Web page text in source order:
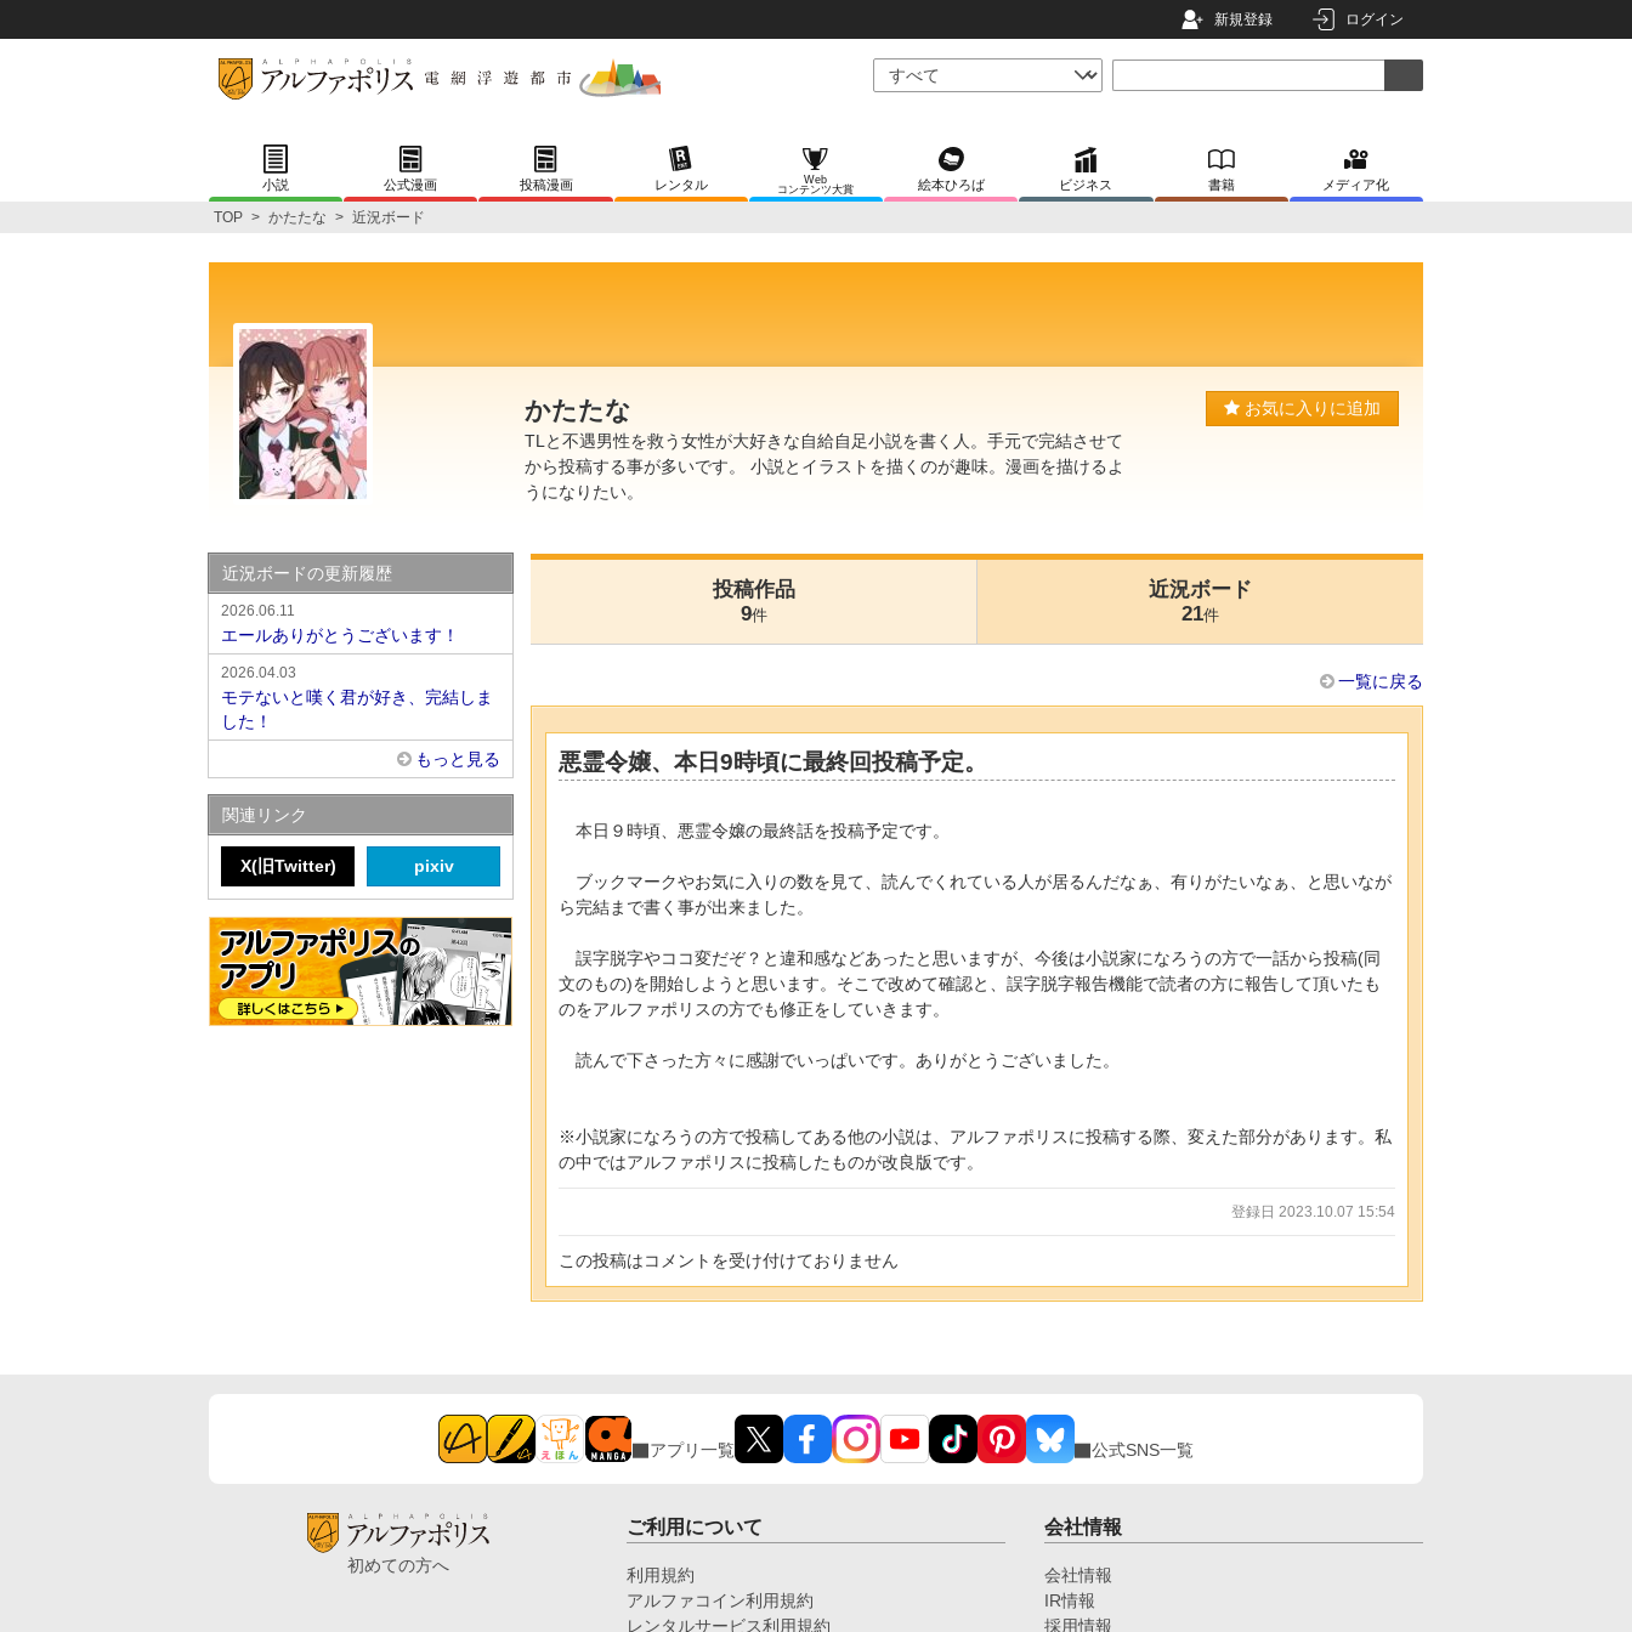
新規登録 ログイン
小説 公式漫画 投稿漫画 レンタル
Web
コンテンツ大賞
絵本ひろば ビジネス 書籍 メディア化
TOP > かたたな > 近況ボード
かたたな
TLと不遇男性を救う女性が大好きな自給自足小説を書く人。手元で完結させて
から投稿する事が多いです。 小説とイラストを描くのが趣味。漫画を描けるよ
うになりたい。
お気に入りに追加
投稿作品
9件
近況ボード
21件
一覧に戻る
悪霊令嬢、本日9時頃に最終回投稿予定。
本日９時頃、悪霊令嬢の最終話を投稿予定です。
ブックマークやお気に入りの数を見て、読んでくれている人が居るんだなぁ、有りがたいなぁ、と思いなが
ら完結まで書く事が出来ました。
誤字脱字やココ変だぞ？と違和感などあったと思いますが、今後は小説家になろうの方で一話から投稿(同
文のもの)を開始しようと思います。そこで改めて確認と、誤字脱字報告機能で読者の方に報告して頂いたも
のをアルファポリスの方でも修正をしていきます。
読んで下さった方々に感謝でいっぱいです。ありがとうございました。
※小説家になろうの方で投稿してある他の小説は、アルファポリスに投稿する際、変えた部分があります。私
の中ではアルファポリスに投稿したものが改良版です。
登録日 2023.10.07 15:54
この投稿はコメントを受け付けておりません
近況ボードの更新履歴
2026.06.11
エールありがとうございます！
2026.04.03
モテないと嘆く君が好き、完結しま
した！
もっと見る
関連リンク
X(旧Twitter) pixiv
アプリ一覧 公式SNS一覧
初めての方へ
ご利用について
利用規約
アルファコイン利用規約
レンタルサービス利用規約
会社情報
会社情報
IR情報
採用情報